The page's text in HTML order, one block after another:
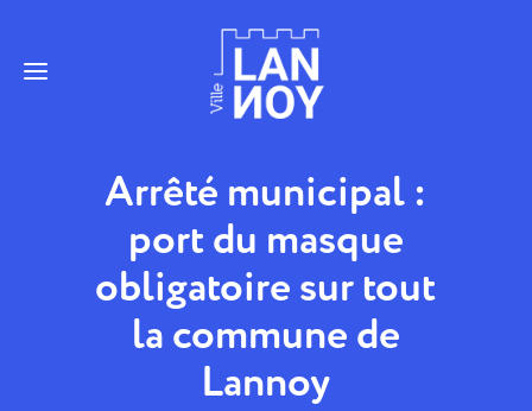
Arrêté municipal :
port du masque
obligatoire sur tout
la commune de
Lannoy